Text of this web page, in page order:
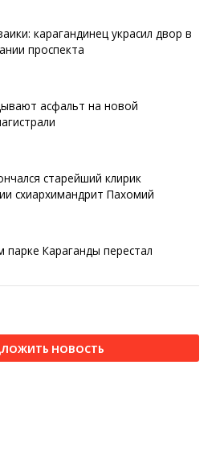
карагандинец украсил двор в
проспекта
асфальт на новой
старейший клирик
схиархимандрит Пахомий
Караганды перестал
НОВОСТЬ